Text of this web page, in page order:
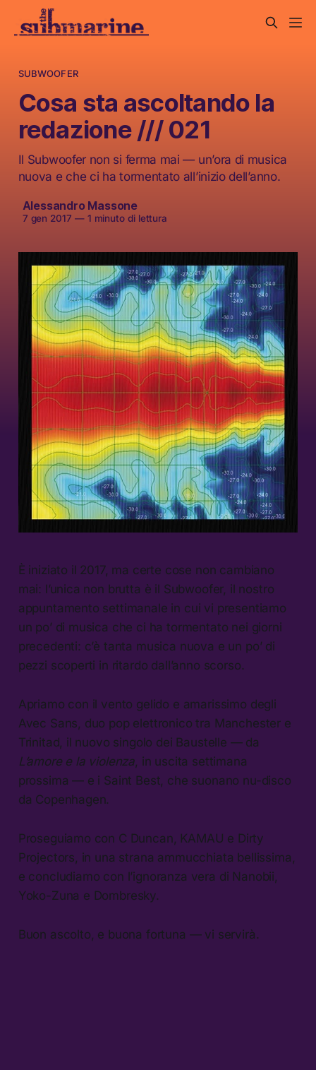
SUBWOOFER
Cosa sta ascoltando la
redazione /// 021
Il Subwoofer non si ferma mai — un’ora di musica
nuova e che ci ha tormentato all’inizio dell’anno.
Alessandro Massone
7 gen 2017 —1 minuto di lettura
È iniziato il 2017, ma certe cose non cambiano
mai: l’unica non brutta è il Subwoofer, il nostro
appuntamento settimanale in cui vi presentiamo
un po’ di musica che ci ha tormentato nei giorni
precedenti: c’è tanta musica nuova e un po’ di
pezzi scoperti in ritardo dall’anno scorso.
Apriamo con il vento gelido e amarissimo degli
Avec Sans, duo pop elettronico tra Manchester e
Trinitad, il nuovo singolo dei Baustelle — da
L’amore e la violenza , in uscita settimana
prossima — e i Saint Best, che suonano nu-disco
da Copenhagen.
Proseguiamo con C Duncan, KAMAU e Dirty
Projectors, in una strana ammucchiata bellissima,
e concludiamo con l’ignoranza vera di Nanobii,
Yoko-Zuna e Dombresky.
Buon ascolto, e buona fortuna — vi servirà.